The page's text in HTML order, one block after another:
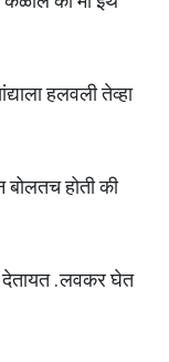
हलवली तेव्हा
बोलतच होती की
देतायत . लवकर घेत